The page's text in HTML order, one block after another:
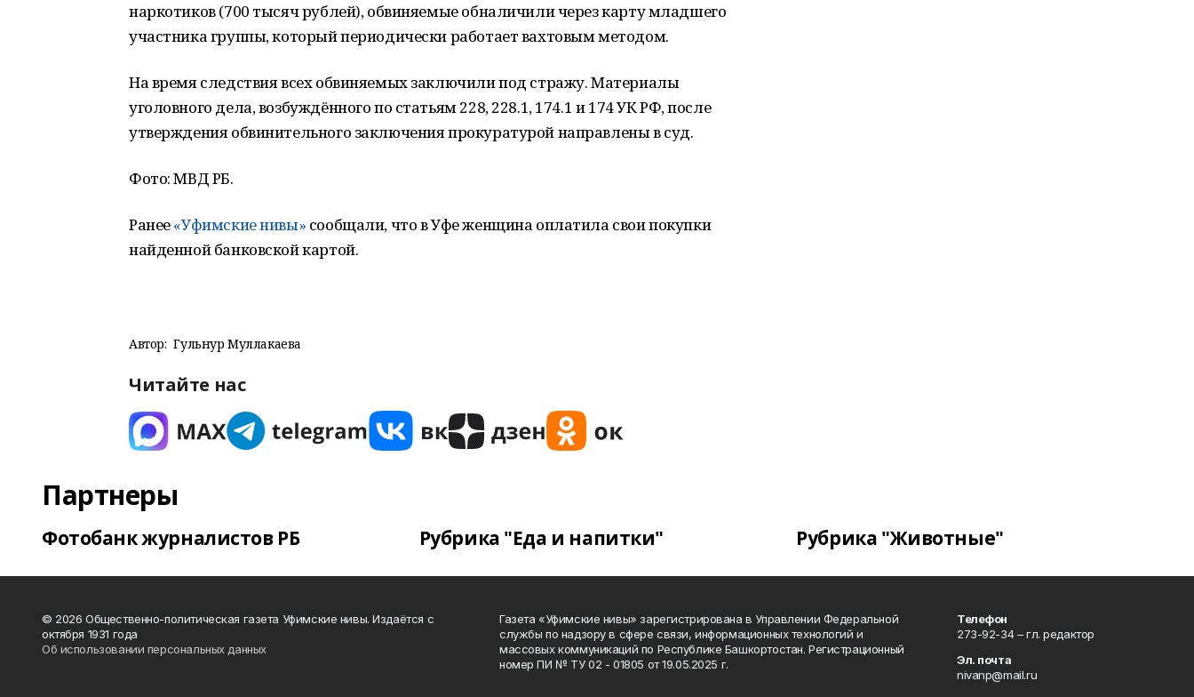
наркотиков (700 тысяч рублей), обвиняемые обналичили через карту младшего
участника группы, который периодически работает вахтовым методом.
На время следствия всех обвиняемых заключили под стражу. Материалы
уголовного дела, возбуждённого по статьям 228, 228.1, 174.1 и 174 УК РФ, после
утверждения обвинительного заключения прокуратурой направлены в суд.
Фото: МВД РБ.
Ранее«Уфимские нивы» сообщали, что в Уфе женщина оплатила свои покупки
найденной банковской картой.
Автор: Гульнур Муллакаева
Читайте нас
Партнеры
Фотобанк журналистов РБ Рубрика "Еда и напитки" Рубрика "Животные"
© 2026 Общественно-политическая газета Уфимские нивы. Издаётся с
октября 1931 года
Об использовании персональных данных
Газета «Уфимские нивы» зарегистрирована в Управлении Федеральной
службы по надзору в сфере связи, информационных технологий и
массовых коммуникаций по Республике Башкортостан. Регистрационный
номер ПИ № ТУ 02 - 01805 от 19.05.2025 г.
Телефон
273-92-34 – гл. редактор
Эл. почта
nivanp@mail.ru